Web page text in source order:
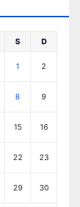
S D
1 2
8 9
15 16
22 23
29 30